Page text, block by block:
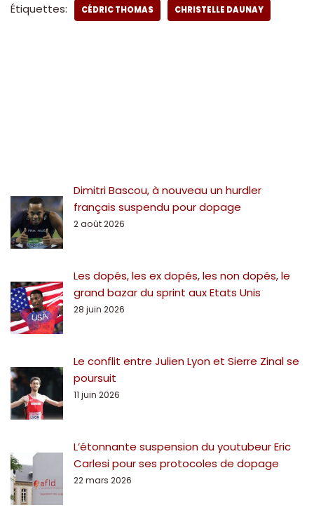
Étiquettes: CÉDRIC THOMAS CHRISTELLE DAUNAY
Dimitri Bascou, à nouveau un hurdler
français suspendu pour dopage
2 août 2026
Les dopés, les ex dopés, les non dopés, le
grand bazar du sprint aux Etats Unis
28 juin 2026
Le conflit entre Julien Lyon et Sierre Zinal se
poursuit
11 juin 2026
L’étonnante suspension du youtubeur Eric
Carlesi pour ses protocoles de dopage
22 mars 2026